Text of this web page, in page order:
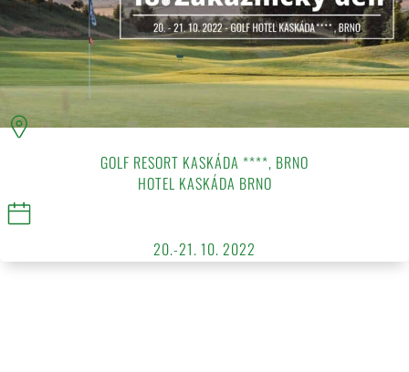
GOLF RESORT KASKÁDA ****, BRNO
HOTEL KASKÁDA BRNO
20.-21. 10. 2022